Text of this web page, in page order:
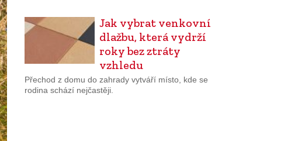
Jak vybrat venkovní
dlažbu, která vydrží
roky bez ztráty
vzhledu
Přechod z domu do zahrady vytváří místo, kde se
rodina schází nejčastěji.